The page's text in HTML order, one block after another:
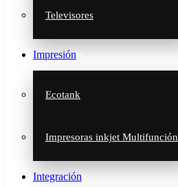
Televisores
Impresión
Ecotank
Impresoras inkjet Multifunción
Integración